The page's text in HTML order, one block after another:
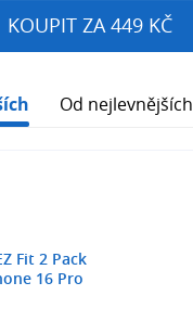
KOUPIT ZA 449 KČ
Od nejlevnějších
Fit 2 Pack
16 Pro